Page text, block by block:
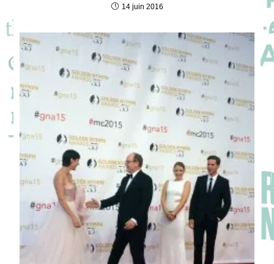
14 juin 2016